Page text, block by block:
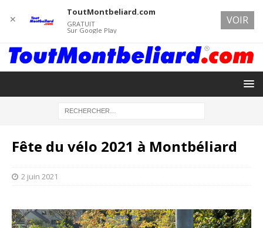
Fête du vélo 2021 à Montbéliard
2 juin 2021
✕
ToutMontbeliard.com
GRATUIT
Sur Google Play
VOIR